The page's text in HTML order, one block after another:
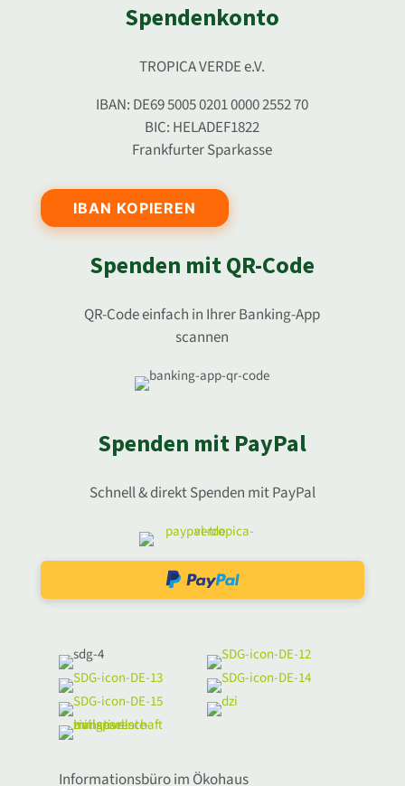
Spendenkonto
TROPICA VERDE e.V.
IBAN: DE69 5005 0201 0000 2552 70
BIC: HELADEF1822
Frankfurter Sparkasse
IBAN KOPIEREN
Spenden mit QR-Code
QR-Code einfach in Ihrer Banking-App
scannen
Spenden mit PayPal
Schnell & direkt Spenden mit PayPal
Informationsbüro im Ökohaus